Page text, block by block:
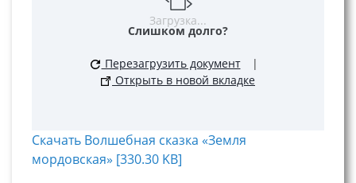
Загрузка...
Слишком долго?
Перезагрузить документ
|
Открыть в новой вкладке
Скачать Волшебная сказка «Земля
мордовская» [330.30 KB]